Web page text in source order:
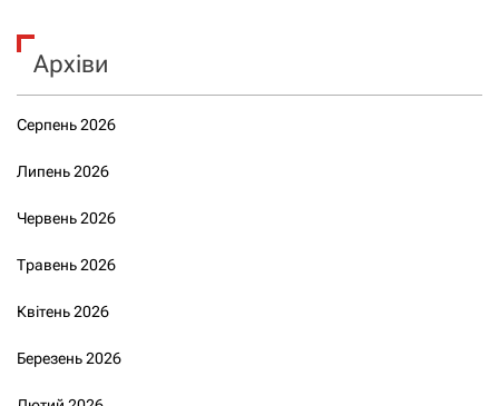
Архіви
Серпень 2026
Липень 2026
Червень 2026
Травень 2026
Квітень 2026
Березень 2026